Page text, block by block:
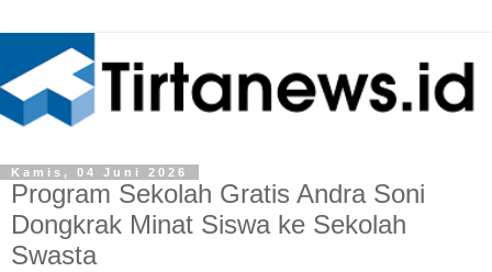
Kamis, 04 Juni 2026
Program Sekolah Gratis Andra Soni
Dongkrak Minat Siswa ke Sekolah
Swasta